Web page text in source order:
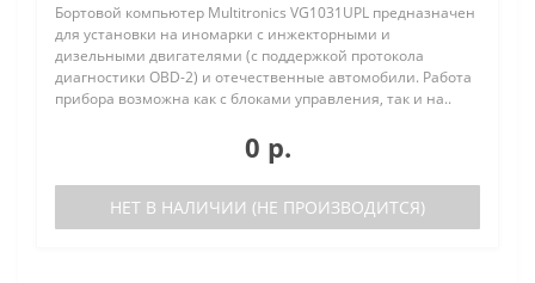
Бортовой компьютер Multitronics VG1031UPL предназначен
для установки на иномарки с инжекторными и
дизельными двигателями (с поддержкой протокола
диагностики OBD-2) и отечественные автомобили. Работа
прибора возможна как с блоками управления, так и на..
0 р.
НЕТ В НАЛИЧИИ (НЕ ПРОИЗВОДИТСЯ)